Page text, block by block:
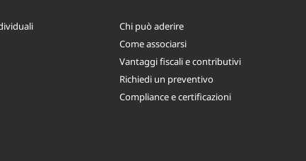
Chi può aderire
Come associarsi
Vantaggi fiscali e contributivi
Richiedi un preventivo
Compliance e certificazioni